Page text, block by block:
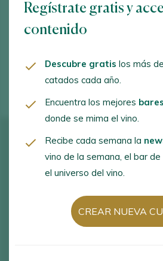
+34952161309
Regístrate gratis y
contenido
Descubre gratis los más
catados cada año.
Encuentra los mejores
donde se mima el vino.
Recibe cada semana la
vino de la semana, el bar
el universo del vino.
CREAR NUEVA